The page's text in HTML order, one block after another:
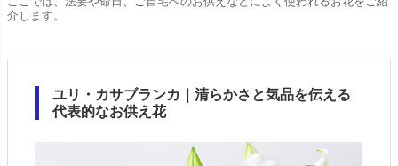
介します。
ユリ・カサブランカ｜清らかさと気品を伝える
代表的なお供え花